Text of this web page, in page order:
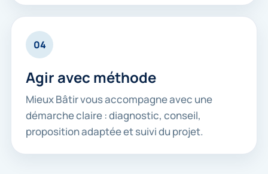
04
Agir avec méthode
Mieux Bâtir vous accompagne avec une
démarche claire : diagnostic, conseil,
proposition adaptée et suivi du projet.